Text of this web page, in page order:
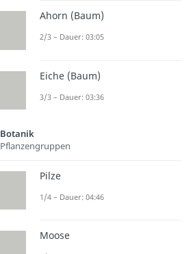
Ahorn (Baum)
2/3 – Dauer: 03:05
Eiche (Baum)
3/3 – Dauer: 03:36
Botanik
Pflanzengruppen
Pilze
1/4 – Dauer: 04:46
Moose